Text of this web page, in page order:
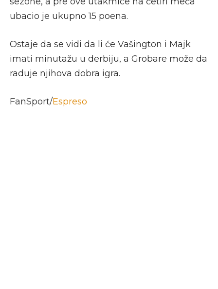
ubacio je ukupno 15 poena.
Ostaje da se vidi da li će Vašington i Majk
imati minutažu u derbiju, a Grobare može da
raduje njihova dobra igra.
FanSport/Espreso